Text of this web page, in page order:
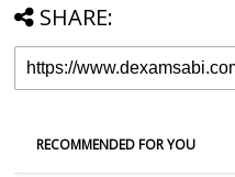
SHARE:
RECOMMENDED FOR YOU